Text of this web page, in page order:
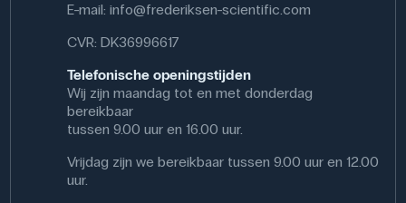
E-mail:info@frederiksen-scientific.com
CVR: DK36996617
Telefonische openingstijden
Wij zijn maandag tot en met donderdag
bereikbaar
tussen 9.00 uur en 16.00 uur.
Vrijdag zijn we bereikbaar tussen 9.00 uur en 12.00
uur.